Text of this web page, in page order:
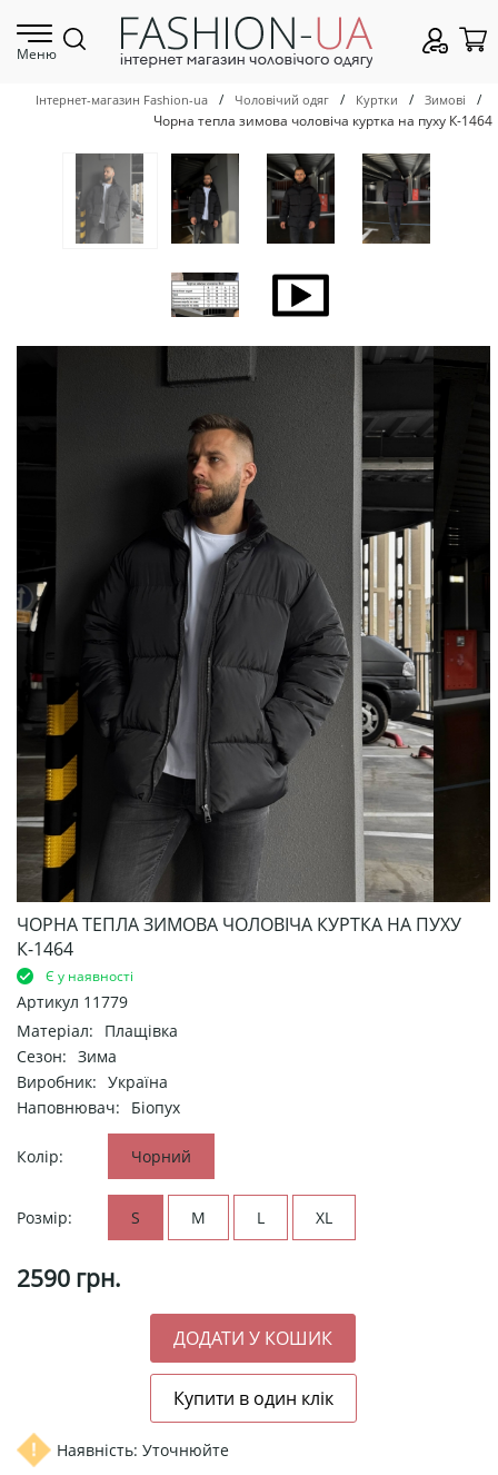
Меню
Інтернет-магазин Fashion-ua / Чоловічий одяг / Куртки / Зимові
/
Чорна тепла зимова чоловіча куртка на пуху К-1464
ЧОРНА ТЕПЛА ЗИМОВА ЧОЛОВІЧА КУРТКА НА ПУХУ
К-1464
Є у наявності
Артикул 11779
Матеріал:
Плащівка
Сезон: Зима
Виробник: Україна
Наповнювач:
Біопух
Колір: Чорний
Розмір: S M L XL
2590 грн.
Наявність: Уточнюйте